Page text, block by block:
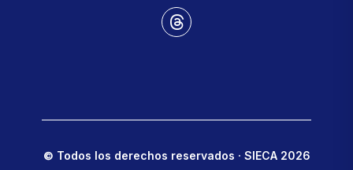
© Todos los derechos reservados · SIECA 2026